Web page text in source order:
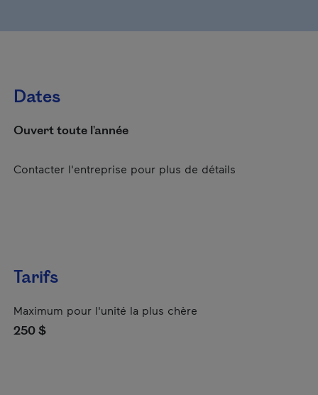
Dates
Ouvert toute l'année
Contacter l'entreprise pour plus de détails
Tarifs
Maximum pour l'unité la plus chère
250 $